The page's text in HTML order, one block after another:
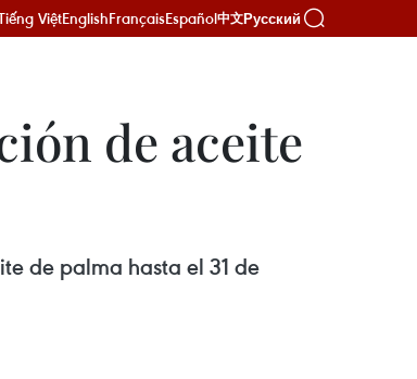
ViệtEnglishFrançaisEspañol中文Русский
de aceite
de palma hasta el 31 de